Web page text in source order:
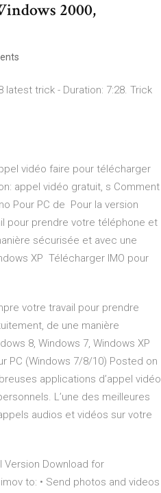
2000,
trick - Duration: 7:28. Trick
vidéo faire pour télécharger
appel vidéo gratuit, s Comment
Pour PC de Pour la version
pour prendre votre téléphone et
sécurisée et avec une
XP Télécharger IMO pour
votre travail pour prendre
de une manière
8, Windows 7, Windows XP
PC (Windows 7/8/10) Posted on
applications d’appel vidéo
L’une des meilleures
audios et vidéos sur votre
Version Download for
to: • Send photos and videos